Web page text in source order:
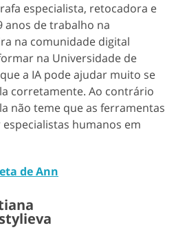
especialista, retocadora e
anos de trabalho na
na comunidade digital
na Universidade de
a IA pode ajudar muito se
corretamente. Ao contrário
não teme que as ferramentas
humanos em
de Ann